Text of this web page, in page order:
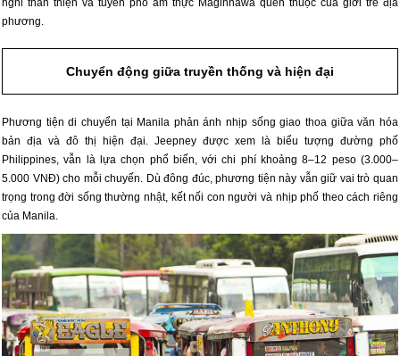
nghỉ thân thiện và tuyến phố ẩm thực Maginhawa quen thuộc của giới trẻ địa
phương.
Chuyển động giữa truyền thống và hiện đại
Phương tiện di chuyển tại Manila phản ánh nhịp sống giao thoa giữa văn hóa
bản địa và đô thị hiện đại. Jeepney được xem là biểu tượng đường phố
Philippines, vẫn là lựa chọn phổ biến, với chi phí khoảng 8–12 peso (3.000–
5.000 VNĐ) cho mỗi chuyến. Dù đông đúc, phương tiện này vẫn giữ vai trò quan
trọng trong đời sống thường nhật, kết nối con người và nhịp phố theo cách riêng
của Manila.